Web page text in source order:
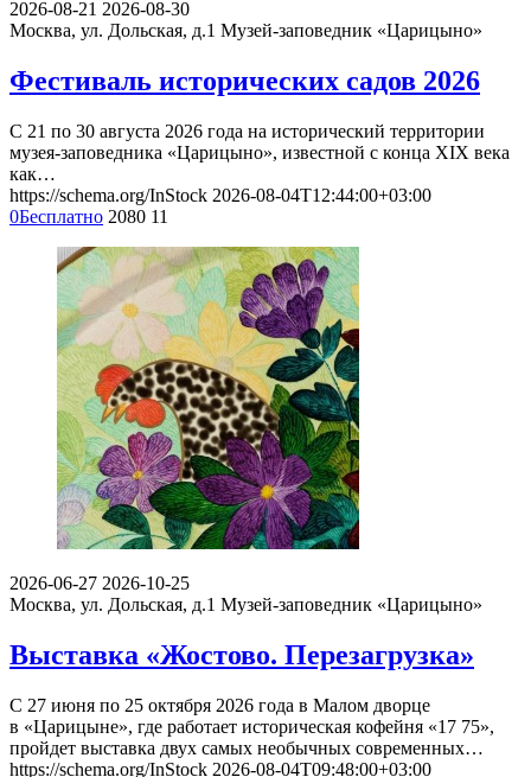
2026-08-21 2026-08-30
Москва, ул. Дольская, д.1 Музей-заповедник «Царицыно»
Фестиваль исторических садов 2026
С 21 по 30 августа 2026 года на исторический территории
музея-заповедника «Царицыно», известной с конца XIX века
как…
https://schema.org/InStock 2026-08-04T12:44:00+03:00
0Бесплатно 2080 11
2026-06-27 2026-10-25
Москва, ул. Дольская, д.1 Музей-заповедник «Царицыно»
Выставка «Жостово. Перезагрузка»
С 27 июня по 25 октября 2026 года в Малом дворце
в «Царицыне», где работает историческая кофейня «17 75»,
пройдет выставка двух самых необычных современных…
https://schema.org/InStock 2026-08-04T09:48:00+03:00